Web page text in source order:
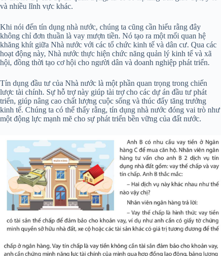
và nhiều lĩnh vực khác.
Khi nói đến tín dụng nhà nước, chúng ta cũng cần hiểu rằng đây
không chỉ đơn thuần là vay mượn tiền. Nó tạo ra một mối quan hệ
khăng khít giữa Nhà nước với các tổ chức kinh tế và dân cư. Qua các
hoạt động này, Nhà nước thực hiện chức năng quản lý kinh tế và xã
hội, đồng thời tạo cơ hội cho người dân và doanh nghiệp phát triển.
Tín dụng đầu tư của Nhà nước là một phần quan trọng trong chiến
lược tài chính. Sự hỗ trợ này giúp tài trợ cho các dự án đầu tư phát
triển, giúp nâng cao chất lượng cuộc sống và thúc đẩy tăng trưởng
kinh tế. Chúng ta có thể thấy rằng, tín dụng nhà nước đóng vai trò như
một động lực mạnh mẽ cho sự phát triển bền vững của đất nước.